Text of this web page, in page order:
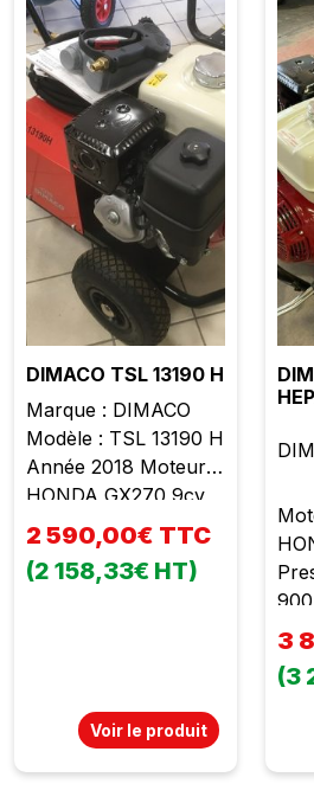
DIMACO TSL 13190 H
Marque : DIMACO
Modèle : TSL 13190 H
Année 2018 Moteur
HONDA GX270 9cv
Débit : 780 l/h
Pression : 190 Bar
Sécurité de pompe
Prix : 2590,00 € TTC
soit 2158,33 € HT
2 590,00€ TTC
(2 158,33€ HT)
Voir le produit
3
(3